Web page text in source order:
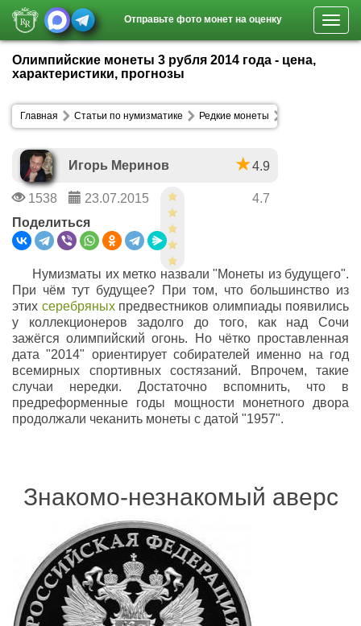
Отправьте фото монет на оценку
Олимпийские монеты 3 рубля 2014 года - цена,
характеристики, прогнозы
Главная Статьи по нумизматике Редкие монеты
Игорь Меринов 4.9
1538 23.07.2015
4.7
Поделиться
Нумизматы их метко назвали "Монеты из будущего".
При чём тут будущее? При том, что большинство из
этих серебряныхпредвестников олимпиады появились
у коллекционеров задолго до того, как над Сочи
зажёгся олимпийский огонь. Но чётко проставленная
дата "2014" ориентирует собирателей именно на год
всемирных спортивных состязаний. Впрочем, такие
случаи нередки. Достаточно вспомнить, что в
предреформенные годы мощности монетного двора
продолжали чеканить монеты с датой "1957".
Знакомо-незнакомый аверс